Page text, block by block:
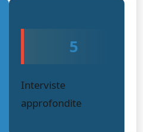
5
Interviste
approfondite